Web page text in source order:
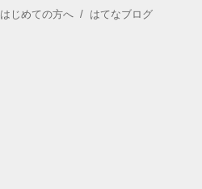
はじめての方へ / はてなブログ